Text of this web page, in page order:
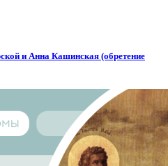
и Анна Кашинская (обретение